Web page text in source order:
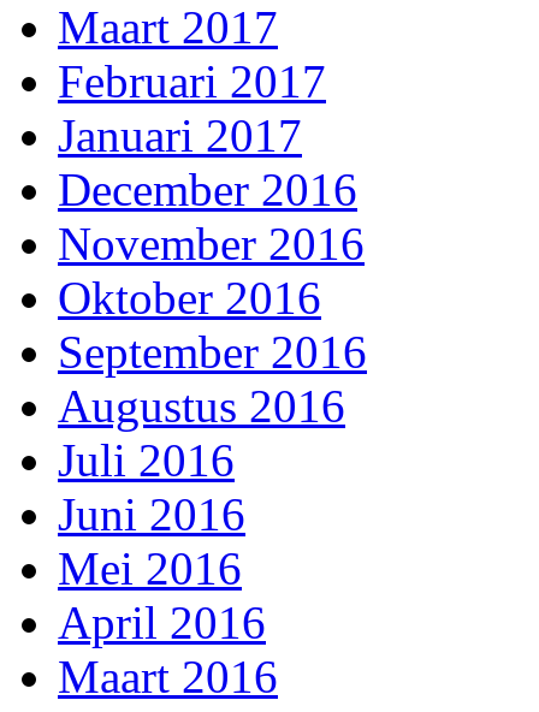
Maart 2017
Februari 2017
Januari 2017
December 2016
November 2016
Oktober 2016
September 2016
Augustus 2016
Juli 2016
Juni 2016
Mei 2016
April 2016
Maart 2016